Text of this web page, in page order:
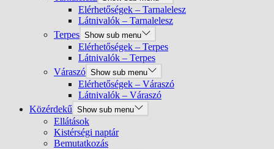
Elérhetőségek – Tarnalelesz
Látnivalók – Tarnalelesz
Terpes Show sub menu
Elérhetőségek – Terpes
Látnivalók – Terpes
Váraszó Show sub menu
Elérhetőségek – Váraszó
Látnivalók – Váraszó
Közérdekű Show sub menu
Ellátások
Kistérségi naptár
Bemutatkozás